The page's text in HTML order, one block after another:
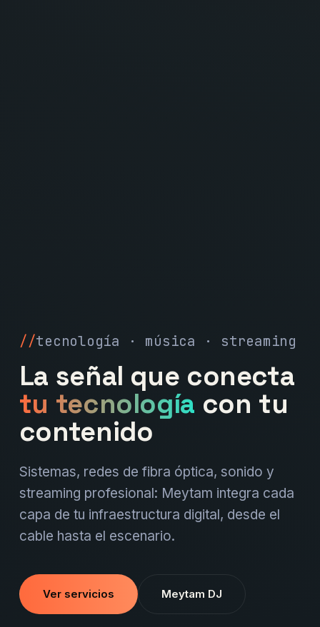
tecnología · música · streaming
La señal que conecta
tu tecnología con tu
contenido
Sistemas, redes de fibra óptica, sonido y
streaming profesional: Meytam integra cada
capa de tu infraestructura digital, desde el
cable hasta el escenario.
Ver servicios Meytam DJ